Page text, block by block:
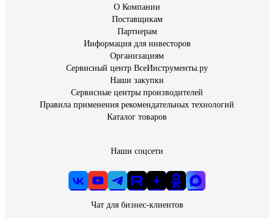
О Компании
Поставщикам
Партнерам
Информация для инвесторов
Организациям
Сервисный центр ВсеИнструменты.ру
Наши закупки
Сервисные центры производителей
Правила применения рекомендательных технологий
Каталог товаров
Наши соцсети
Чат для бизнес-клиентов